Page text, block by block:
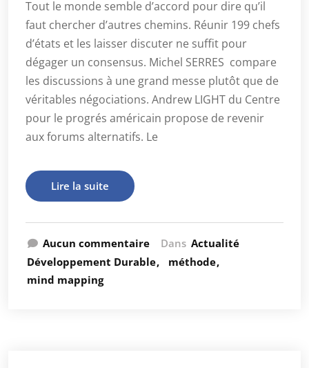
Tout le monde semble d’accord pour dire qu’il
faut chercher d’autres chemins. Réunir 199 chefs
d’états et les laisser discuter ne suffit pour
dégager un consensus. Michel SERRES compare
les discussions à une grand messe plutôt que de
véritables négociations. Andrew LIGHT du Centre
pour le progrés américain propose de revenir
aux forums alternatifs. Le
Lire la suite
Aucun commentaire Dans Actualité
Développement Durable
méthode
mind mapping